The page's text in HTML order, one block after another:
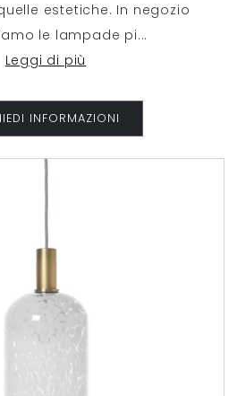
estetiche. In negozio
le lampade pi...
Leggi di più
INFORMAZIONI